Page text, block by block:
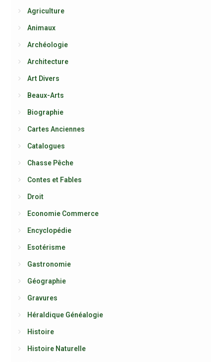
Agriculture
Animaux
Archéologie
Architecture
Art Divers
Beaux-Arts
Biographie
Cartes Anciennes
Catalogues
Chasse Pêche
Contes et Fables
Droit
Economie Commerce
Encyclopédie
Esotérisme
Gastronomie
Géographie
Gravures
Héraldique Généalogie
Histoire
Histoire Naturelle